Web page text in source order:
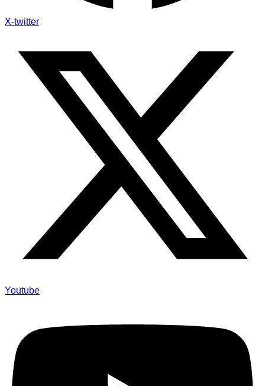
X-twitter
Youtube